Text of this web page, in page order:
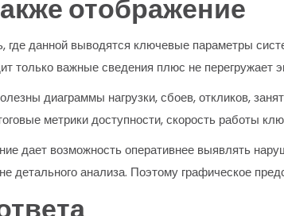
отображение
где данной выводятся ключевые параметры
только важные сведения плюс не перегружает
диаграммы нагрузки, сбоев, откликов,
метрики доступности, скорость работы
дает возможность оперативнее выявлять
детального анализа. Поэтому графическое